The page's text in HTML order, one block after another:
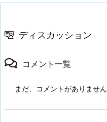
ディスカッション
コメント一覧
まだ、コメントがありません